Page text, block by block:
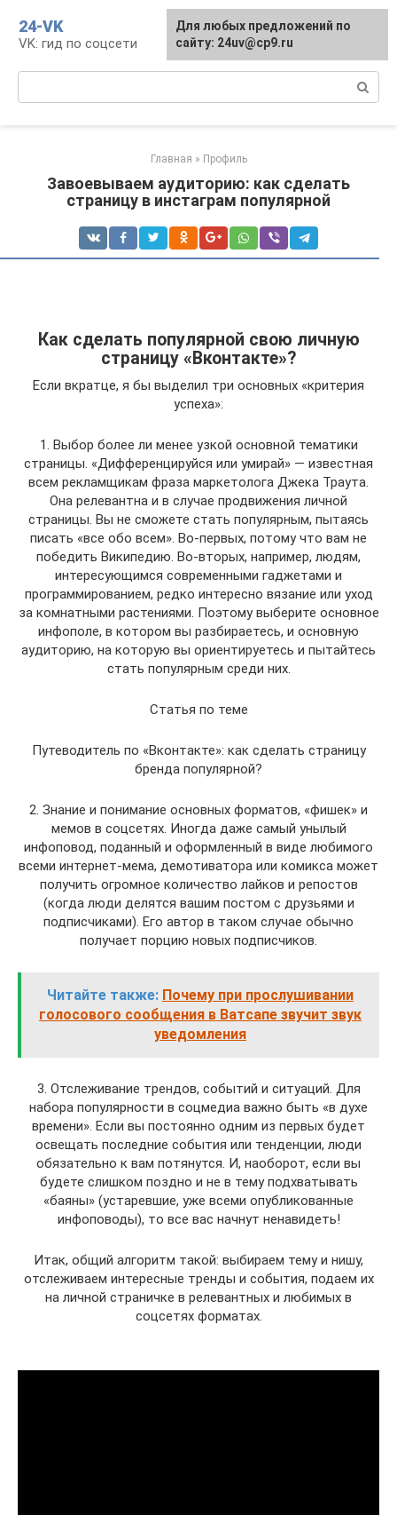
контенту
24-VK
VK: гид по соцсети
Главная » Профиль
Завоевываем аудиторию: как сделать
страницу в инстаграм популярной
Как сделать популярной свою личную
страницу «Вконтакте»?
Если вкратце, я бы выделил три основных «критерия
успеха»:
1. Выбор более ли менее узкой основной тематики
страницы. «Дифференцируйся или умирай» — известная
всем рекламщикам фраза маркетолога Джека Траута.
Она релевантна и в случае продвижения личной
страницы. Вы не сможете стать популярным, пытаясь
писать «все обо всем». Во-первых, потому что вам не
победить Википедию. Во-вторых, например, людям,
интересующимся современными гаджетами и
программированием, редко интересно вязание или уход
за комнатными растениями. Поэтому выберите основное
инфополе, в котором вы разбираетесь, и основную
аудиторию, на которую вы ориентируетесь и пытайтесь
стать популярным среди них.
Статья по теме
Путеводитель по «Вконтакте»: как сделать страницу
бренда популярной?
2. Знание и понимание основных форматов, «фишек» и
мемов в соцсетях. Иногда даже самый унылый
инфоповод, поданный и оформленный в виде любимого
всеми интернет-мема, демотиватора или комикса может
получить огромное количество лайков и репостов
(когда люди делятся вашим постом с друзьями и
подписчиками). Его автор в таком случае обычно
получает порцию новых подписчиков.
Читайте также: Почему при прослушивании
голосового сообщения в Ватсапе звучит звук
уведомления
3. Отслеживание трендов, событий и ситуаций. Для
набора популярности в соцмедиа важно быть «в духе
времени». Если вы постоянно одним из первых будет
освещать последние события или тенденции, люди
обязательно к вам потянутся. И, наоборот, если вы
будете слишком поздно и не в тему подхватывать
«баяны» (устаревшие, уже всеми опубликованные
инфоповоды), то все вас начнут ненавидеть!
Итак, общий алгоритм такой: выбираем тему и нишу,
отслеживаем интересные тренды и события, подаем их
на личной страничке в релевантных и любимых в
соцсетях форматах.
Для любых предложений по
сайту: 24uv@cp9.ru